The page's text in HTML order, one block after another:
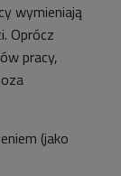
wymieniają
Oprócz
pracy,
(jako